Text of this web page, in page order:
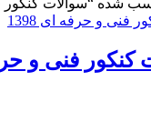
شده “سوالات کنکور
کنکور فنی و